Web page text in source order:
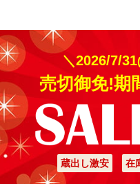
＼2026/7/31
売切御免!期
蔵出し激安 在